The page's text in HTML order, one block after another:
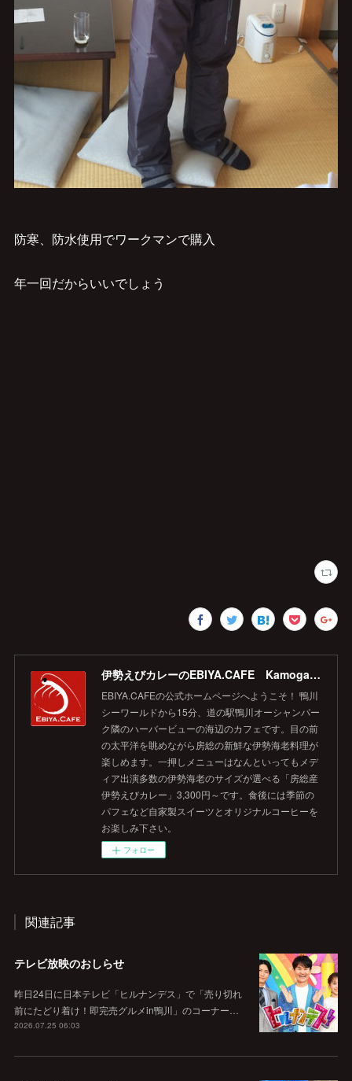
防寒、防水使用でワークマンで購入
年一回だからいいでしょう
伊勢えびカレーのEBIYA.CAFE Kamogawa 【公式】
EBIYA.CAFEの公式ホームページへようこそ！ 鴨川
シーワールドから15分、道の駅鴨川オーシャンパー
ク隣のハーバービューの海辺のカフェです。目の前
の太平洋を眺めながら房総の新鮮な伊勢海老料理が
楽しめます。一押しメニューはなんといってもメデ
ィア出演多数の伊勢海老のサイズが選べる「房総産
伊勢えびカレー」3,300円～です。食後には季節の
パフェなど自家製スイーツとオリジナルコーヒーを
お楽しみ下さい。
フォロー
関連記事
テレビ放映のおしらせ
昨日24日に日本テレビ「ヒルナンデス」で「売り切れ
前にたどり着け！即完売グルメin鴨川」のコーナー…
2026.07.25 06:03